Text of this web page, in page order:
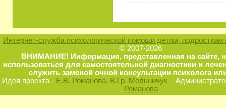
Интернет-служба психологической помощи детям, подросткам
© 2007-2026
ВНИМАНИЕ! Информация, представленная на сайте,
использоваться для самостоятельной диагностики и
служить заменой очной консультации психолога
Идея проекта - Е.В. Романова, В.Гр. Мельничук
Романова